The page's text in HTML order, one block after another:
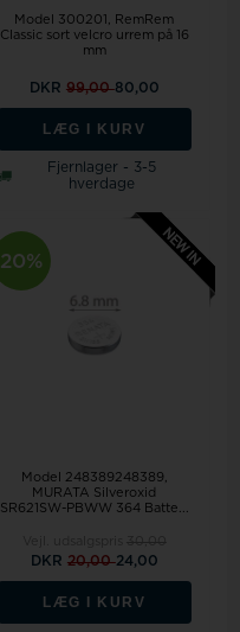
Model 300201
RemRem
Classic sort velcro urrem på 16
mm
DKR 99,0080,00
LÆG I KURV
Fjernlager - 3-5
hverdage
20%
Model 248389248389,
MURATA Silveroxid
SR621SW-PBWW 364 Batte...
DKR 20,0024,00
LÆG I KURV